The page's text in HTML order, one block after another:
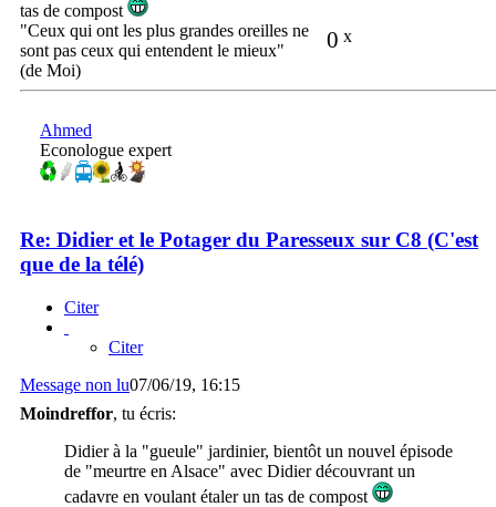
tas de compost
0 x
"Ceux qui ont les plus grandes oreilles ne
sont pas ceux qui entendent le mieux"
(de Moi)
Ahmed
Econologue expert
Re: Didier et le Potager du Paresseux sur C8 (C'est
que de la télé)
Citer
Citer
Message non lu07/06/19, 16:15
Moindreffor, tu écris:
Didier à la "gueule" jardinier, bientôt un nouvel épisode
de "meurtre en Alsace" avec Didier découvrant un
cadavre en voulant étaler un tas de compost